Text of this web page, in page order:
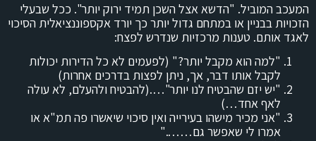
המעכב המוביל. "הדשא אצל השכן תמיד ירוק יותר". ככל שבעלי
הזכויות בבניין או במתחם גדול יותר כך יורד אקספוננציאלית הסיכוי
לאגד אותם. טענות מרכזיות שנדרש לפצח:
"למה הוא מקבל יותר?" (לפעמים לא כל הדירות יכולות
לקבל אותו דבר, אך, ניתן לפצות בדרכים אחרות)
"יש יזם שהבטיח לנו יותר"….(להבטיח ולהעלם, לא עולה
לאף אחד…)
"אני מכיר מישהו בעירייה ואין סיכוי שיאשרו פה תמ"א או
אמרו לי שאפשר גם……."